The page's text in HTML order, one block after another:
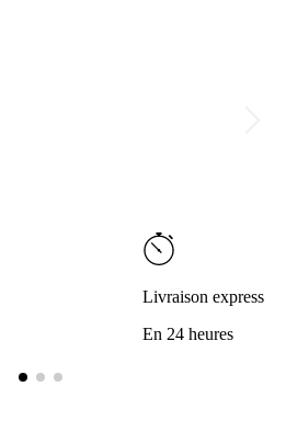
Livraison express
En 24 heures